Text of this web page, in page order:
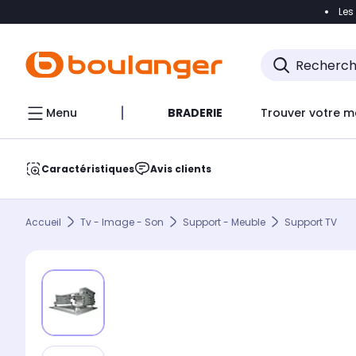
Accéder
Menu BRADERIE Trouver votre
Caractéristiques Avis clients
Accueil Tv - Image - Son Support - Meuble Support TV